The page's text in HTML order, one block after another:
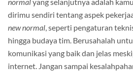
dirimu sendiri tentang aspek
new normal, seperti pengaturan
hingga budaya tim. Berusahalah
komunikasi yang baik dan jelas
internet. Jangan sampai